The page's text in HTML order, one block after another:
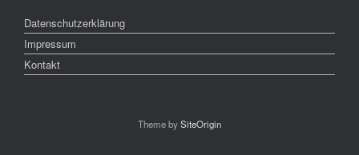
Datenschutzerklärung
Impressum
Kontakt
Theme bySiteOrigin